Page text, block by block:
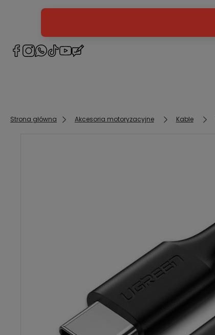
Strona główna Akcesoria motoryzacyjne Kable